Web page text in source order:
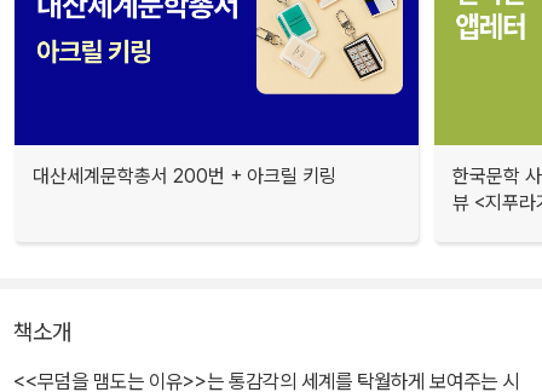
대산세계문학총서 200번 + 아크릴 키링
한국문학
뷰 <지푸라
책소개
<<무덤을 맴도는 이유>>는 통감각의 세계를 탁월하게 보여주는 시